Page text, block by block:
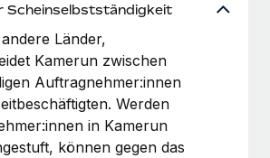
Scheinselbstständigkeit
Länder,
Kamerun zwischen
Auftragnehmer:innen
Werden
in Kamerun
können gegen das